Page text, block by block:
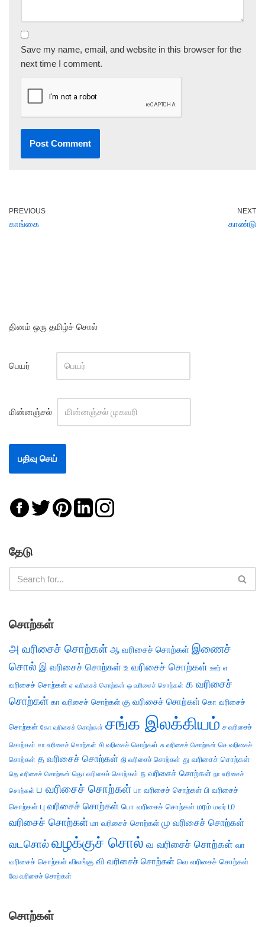
Save my name, email, and website in this browser for the
next time I comment.
PREVIOUS
காங்கை
NEXT
காண்டு
தினம் ஒரு தமிழ்ச் சொல்
பெயர்
மின்னஞ்சல்
தேடு
சொற்கள்
அ வரிசைச் சொற்கள் ஆ வரிசைச் சொற்கள் இணைச்
சொல் இ வரிசைச் சொற்கள் உ வரிசைச் சொற்கள் ஊர் எ
வரிசைச் சொற்கள் ஏ வரிசைச் சொற்கள் ஒ வரிசைச் சொற்கள் க வரிசைச்
சொற்கள் கா வரிசைச் சொற்கள் கு வரிசைச் சொற்கள் கொ வரிசைச்
சொற்கள் கோ வரிசைச் சொற்கள் சங்க இலக்கியம் ச வரிசைச்
சொற்கள் சா வரிசைச் சொற்கள் சி வரிசைச் சொற்கள் சு வரிசைச் சொற்கள் செ வரிசைச்
சொற்கள் த வரிசைச் சொற்கள் தி வரிசைச் சொற்கள் து வரிசைச் சொற்கள்
தெ வரிசைச் சொற்கள் தொ வரிசைச் சொற்கள் ந வரிசைச் சொற்கள் நா வரிசைச்
சொற்கள் ப வரிசைச் சொற்கள் பா வரிசைச் சொற்கள் பி வரிசைச்
சொற்கள் பு வரிசைச் சொற்கள் பொ வரிசைச் சொற்கள் மரம் மலர் ம
வரிசைச் சொற்கள் மா வரிசைச் சொற்கள் மு வரிசைச் சொற்கள்
வடசொல் வழக்குச் சொல் வ வரிசைச் சொற்கள் வா
வரிசைச் சொற்கள் விலங்கு வி வரிசைச் சொற்கள் வெ வரிசைச் சொற்கள்
வே வரிசைச் சொற்கள்
சொற்கள்